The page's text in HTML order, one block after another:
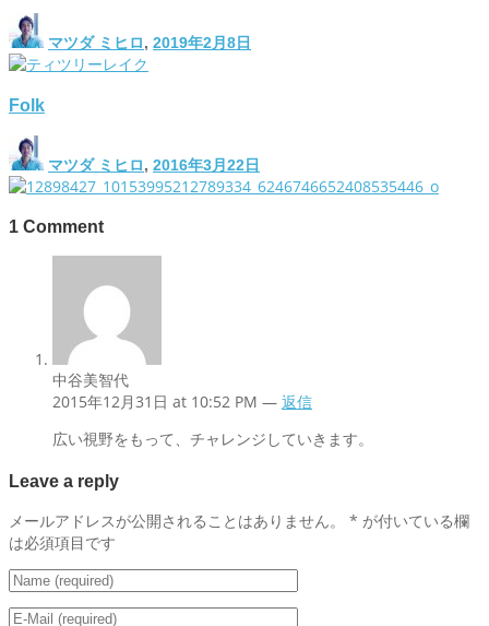
マツダ ミヒロ, 2019年2月8日
Folk
マツダ ミヒロ, 2016年3月22日
1 Comment
中谷美智代
2015年12月31日 at 10:52 PM — 返信
広い視野をもって、チャレンジしていきます。
Leave a reply
メールアドレスが公開されることはありません。 * が付いている欄
は必須項目です